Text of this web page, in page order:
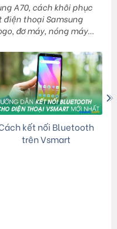
A70, cách khôi phục
thoại Samsung
đơ máy, nóng máy…
kết nối Bluetooth
trên Vsmart